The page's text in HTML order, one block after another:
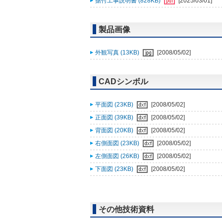
製品画像
外観写真 (13KB) [2008/05/02]
CADシンボル
平面図 (23KB)
[2008/05/02]
正面図 (39KB)
[2008/05/02]
背面図 (20KB)
[2008/05/02]
右側面図 (23KB)
[2008/05/02]
左側面図 (26KB)
[2008/05/02]
下面図 (23KB)
[2008/05/02]
その他技術資料